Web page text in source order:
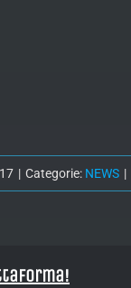
| Categorie: NEWS |